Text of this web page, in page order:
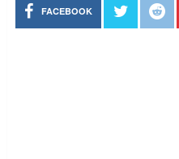
FACEBOOK